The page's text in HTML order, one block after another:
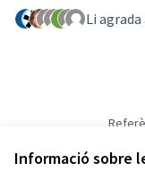
Informació sobre
Li agrada